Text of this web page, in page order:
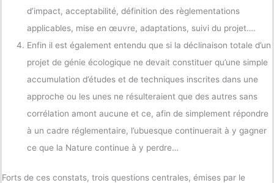
d’impact, acceptabilité, définition des règlementations
applicables, mise en œuvre, adaptations, suivi du projet….
Enfin il est également entendu que si la déclinaison totale d’un
projet de génie écologique ne devait constituer qu’une simple
accumulation d’études et de techniques inscrites dans une
approche ou les unes ne résulteraient que des autres sans
corrélation amont aucune et ce, afin de simplement répondre
à un cadre réglementaire, l’ubuesque continuerait à y gagner
ce que la Nature continue à y perdre…
Forts de ces constats, trois questions centrales, émises par le